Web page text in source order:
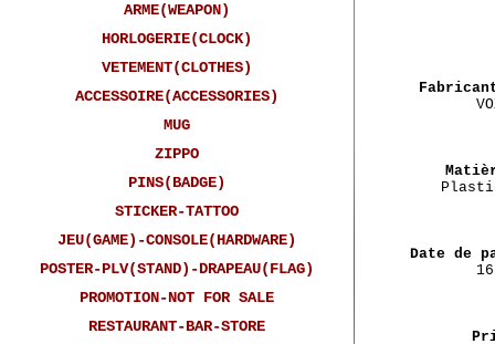
Date de
ARME(WEAPON)
HORLOGERIE(CLOCK)
VETEMENT(CLOTHES)
ACCESSOIRE(ACCESSORIES)
MUG
ZIPPO
PINS(BADGE)
STICKER-TATTOO
JEU(GAME)-CONSOLE(HARDWARE)
POSTER-PLV(STAND)-DRAPEAU(FLAG)
PROMOTION-NOT FOR SALE
RESTAURANT-BAR-STORE